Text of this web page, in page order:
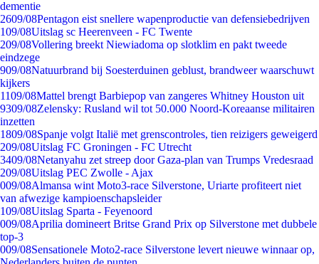
dementie
2609/08Pentagon eist snellere wapenproductie van defensiebedrijven
109/08Uitslag sc Heerenveen - FC Twente
209/08Vollering breekt Niewiadoma op slotklim en pakt tweede
eindzege
909/08Natuurbrand bij Soesterduinen geblust, brandweer waarschuwt
kijkers
1109/08Mattel brengt Barbiepop van zangeres Whitney Houston uit
9309/08Zelensky: Rusland wil tot 50.000 Noord-Koreaanse militairen
inzetten
1809/08Spanje volgt Italië met grenscontroles, tien reizigers geweigerd
209/08Uitslag FC Groningen - FC Utrecht
3409/08Netanyahu zet streep door Gaza-plan van Trumps Vredesraad
209/08Uitslag PEC Zwolle - Ajax
009/08Almansa wint Moto3-race Silverstone, Uriarte profiteert niet
van afwezige kampioenschapsleider
109/08Uitslag Sparta - Feyenoord
009/08Aprilia domineert Britse Grand Prix op Silverstone met dubbele
top-3
009/08Sensationele Moto2-race Silverstone levert nieuwe winnaar op,